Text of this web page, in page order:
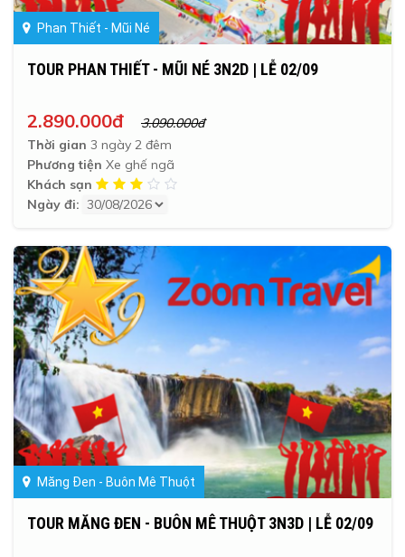
Phan Thiết - Mũi Né
TOUR PHAN THIẾT - MŨI NÉ 3N2D | LỄ 02/09
2.890.000đ
3.090.000đ
Thời gian 3 ngày 2 đêm
Phương tiện Xe ghế ngã
Khách sạn
Ngày đi:
Măng Đen - Buôn Mê Thuột
TOUR MĂNG ĐEN - BUÔN MÊ THUỘT 3N3D | LỄ 02/09